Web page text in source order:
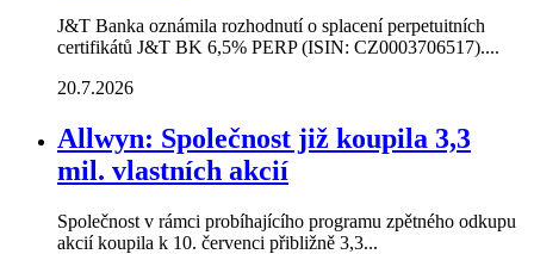
J&T Banka oznámila rozhodnutí o splacení perpetuitních
certifikátů J&T BK 6,5% PERP (ISIN: CZ0003706517)....
20.7.2026
Allwyn: Společnost již koupila 3,3
mil. vlastních akcií
Společnost v rámci probíhajícího programu zpětného odkupu
akcií koupila k 10. červenci přibližně 3,3...